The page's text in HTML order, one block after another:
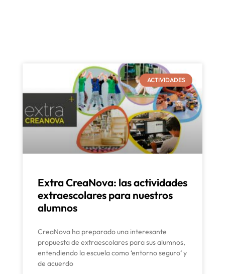
ACTIVIDADES
Extra CreaNova: las actividades
extraescolares para nuestros
alumnos
CreaNova ha preparado una interesante
propuesta de extraescolares para sus alumnos,
entendiendo la escuela como ‘entorno seguro‘ y
de acuerdo